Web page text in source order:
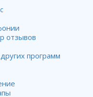
отзывов
программ
создаете медкарту
вакцинации, то
время)
которые